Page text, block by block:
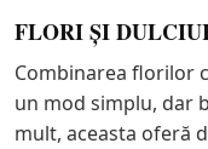
FLORI ȘI
Combinarea florilor
un mod simplu, dar
mult, aceasta oferă